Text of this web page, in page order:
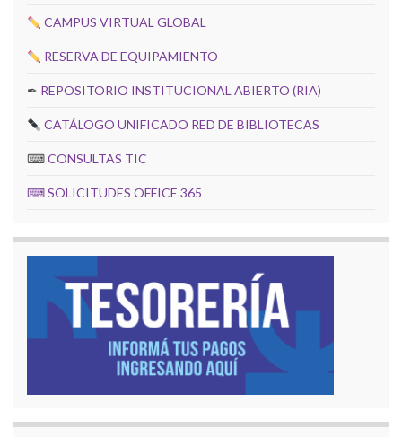
CAMPUS VIRTUAL GLOBAL
RESERVA DE EQUIPAMIENTO
✒ REPOSITORIO INSTITUCIONAL ABIERTO (RIA)
CATÁLOGO UNIFICADO RED DE BIBLIOTECAS
⌨CONSULTAS TIC
⌨SOLICITUDES OFFICE 365